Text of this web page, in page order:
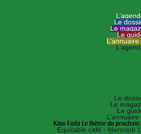
Le
Le
Le
Le
Le
Le
Kino Fada Le thème du
Equitable café - Mercredi